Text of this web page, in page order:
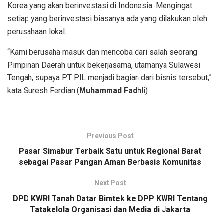
Korea yang akan berinvestasi di Indonesia. Mengingat
setiap yang berinvestasi biasanya ada yang dilakukan oleh
perusahaan lokal.
“Kami berusaha masuk dan mencoba dari salah seorang
Pimpinan Daerah untuk bekerjasama, utamanya Sulawesi
Tengah, supaya PT PIL menjadi bagian dari bisnis tersebut,”
kata Suresh Ferdian.(Muhammad Fadhli)
Previous Post
Pasar Simabur Terbaik Satu untuk Regional Barat
sebagai Pasar Pangan Aman Berbasis Komunitas
Next Post
DPD KWRI Tanah Datar Bimtek ke DPP KWRI Tentang
Tatakelola Organisasi dan Media di Jakarta